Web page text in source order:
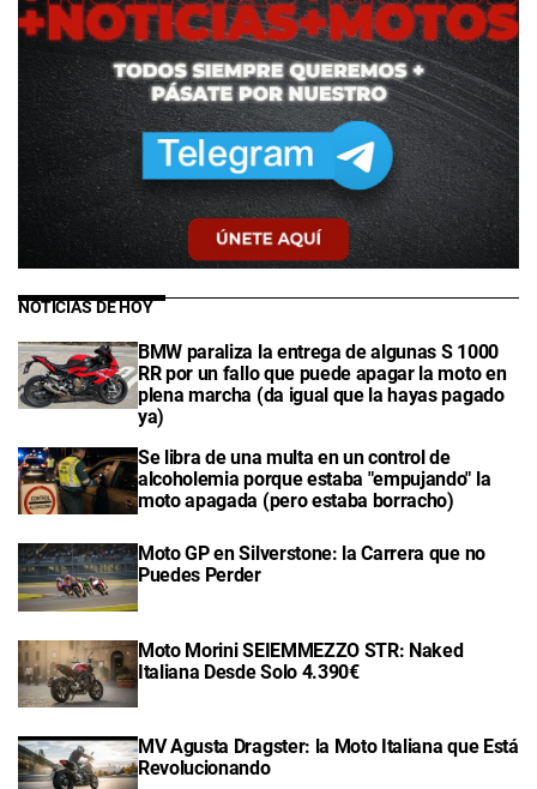
NOTICIAS DE HOY
BMW paraliza la entrega de algunas S 1000
RR por un fallo que puede apagar la moto en
plena marcha (da igual que la hayas pagado
ya)
Se libra de una multa en un control de
alcoholemia porque estaba "empujando" la
moto apagada (pero estaba borracho)
Moto GP en Silverstone: la Carrera que no
Puedes Perder
Moto Morini SEIEMMEZZO STR: Naked
Italiana Desde Solo 4.390€
MV Agusta Dragster: la Moto Italiana que Está
Revolucionando